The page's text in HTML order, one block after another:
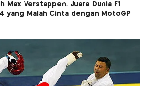
Max Verstappen, Juara Dunia F1
yang Malah Cinta dengan MotoGP